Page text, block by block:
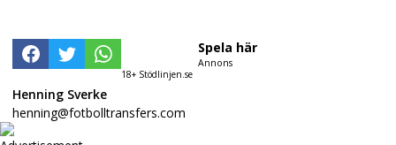
18+ Stödlinjen.se
Spela här
Annons
Henning Sverke
henning@fotbolltransfers.com